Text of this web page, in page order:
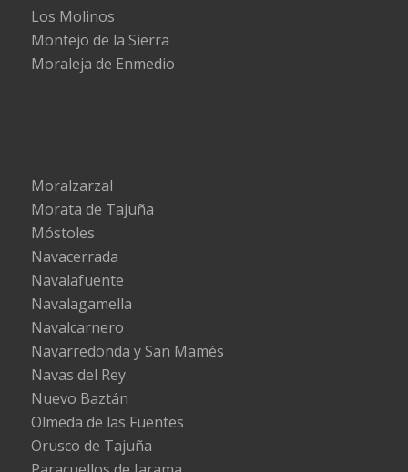
Los Molinos
Montejo de la Sierra
Moraleja de Enmedio
Moralzarzal
Morata de Tajuña
Móstoles
Navacerrada
Navalafuente
Navalagamella
Navalcarnero
Navarredonda y San Mamés
Navas del Rey
Nuevo Baztán
Olmeda de las Fuentes
Orusco de Tajuña